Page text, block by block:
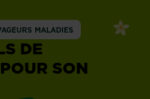
MALADIES
DE
SON